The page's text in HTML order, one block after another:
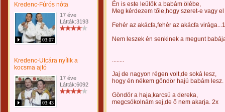
Kredenc-Fúrós nóta
03:07
17 éve
Látták:3193
Kredenc-Utcára nyílik a
kocsma ajtó
03:43
17 éve
Látták:6092
Én is este leülök a babám ölébe,
Meg kérdezem tőle,hogy szeret-e vagy
Fehér az akácfa,fehér az akácfa
Nem leszek én senkinek a megunt
........
Jaj de nagyon régen volt,de soká lesz,
hogy én nékem göndör hajú babám lesz.
Göndör a haja,karcsú a dereka,
megcsókolnám sej,de ő nem akarja. 2x